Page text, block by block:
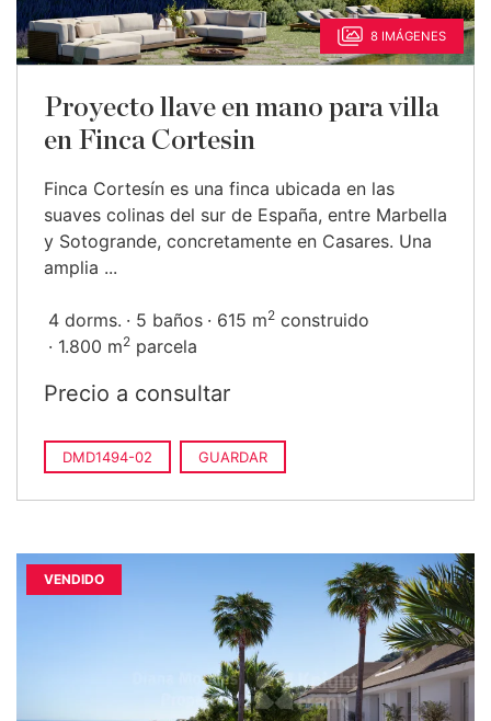
8 IMÁGENES
Proyecto llave en mano para villa
en Finca Cortesin
Finca Cortesín es una finca ubicada en las
suaves colinas del sur de España, entre Marbella
y Sotogrande, concretamente en Casares. Una
amplia ...
4 dorms. 5 baños 615 m2 construido
1.800 m2 parcela
Precio a consultar
DMD1494-02 GUARDAR
VENDIDO